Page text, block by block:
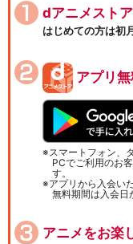
dアニメスト
はじめての方は初
アプリ
スマートフォン、
PCでご利用のお
す。
アプリから入会い
無料期間は入会日
アニメをお楽